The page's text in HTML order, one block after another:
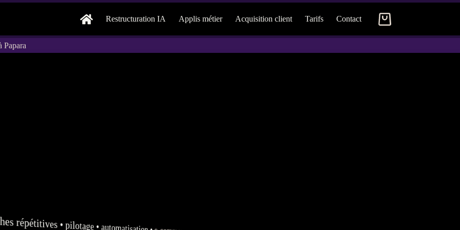
Restructuration IA Applis métier Acquisition client Tarifs Contact
Panier
Papara
répétitives •pilotage •